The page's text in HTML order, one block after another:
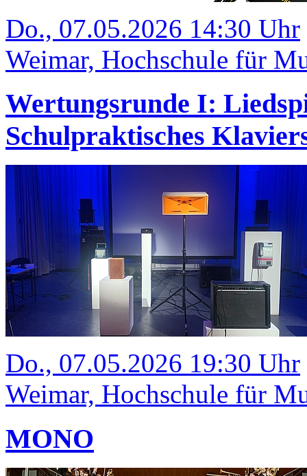
Do., 07.05.2026 14:30 Uhr
Weimar, Hochschule für
Wertungsrunde I:
Schulpraktisches
Do., 07.05.2026 19:30 Uhr
Weimar, Hochschule für
MONO